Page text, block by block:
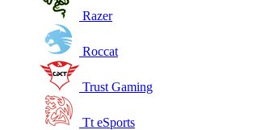
Razer
Roccat
Trust Gaming
Tt eSports